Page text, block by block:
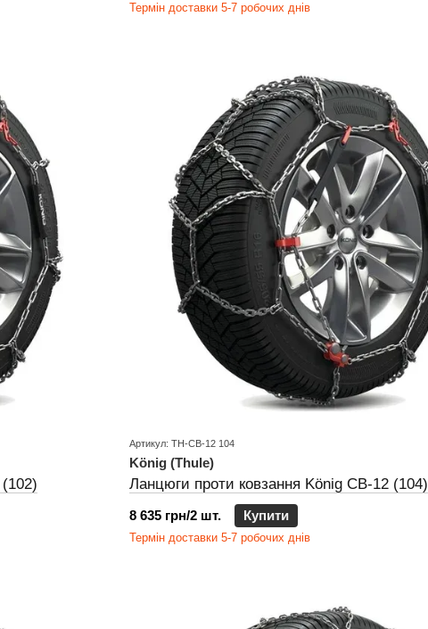
Термін доставки 5-7 робочих днів
Артикул: TH-CB-12 104
König (Thule)
Ланцюги проти ковзання König CB-12 (104)
8 635 грн/2 шт. Купити
Термін доставки 5-7 робочих днів